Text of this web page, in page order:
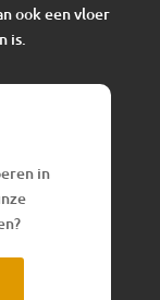
ook een vloer
is.
in